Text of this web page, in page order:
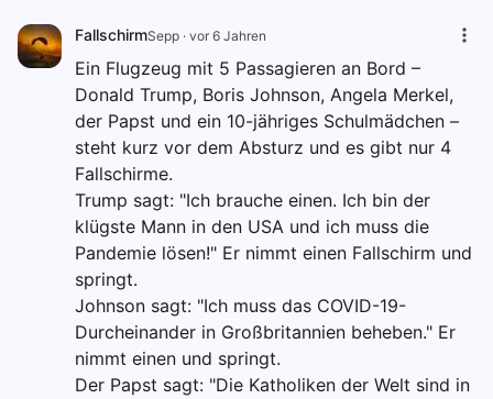
FallschirmSepp · vor 6 Jahren
Ein Flugzeug mit 5 Passagieren an Bord –
Donald Trump, Boris Johnson, Angela Merkel,
der Papst und ein 10-jähriges Schulmädchen –
steht kurz vor dem Absturz und es gibt nur 4
Fallschirme.
Trump sagt: "Ich brauche einen. Ich bin der
klügste Mann in den USA und ich muss die
Pandemie lösen!" Er nimmt einen Fallschirm und
springt.
Johnson sagt: "Ich muss das COVID-19-
Durcheinander in Großbritannien beheben." Er
nimmt einen und springt.
Der Papst sagt: "Die Katholiken der Welt sind in